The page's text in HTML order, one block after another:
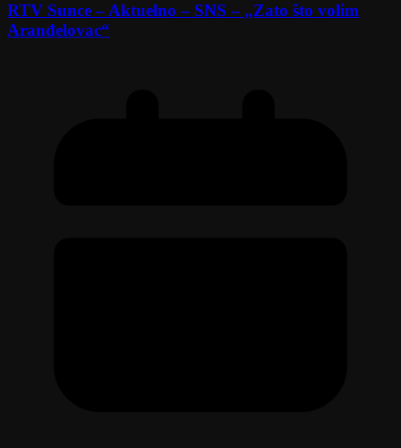
RTV Sunce – Aktuelno – SNS – „Zato što volim
Aranđelovac“